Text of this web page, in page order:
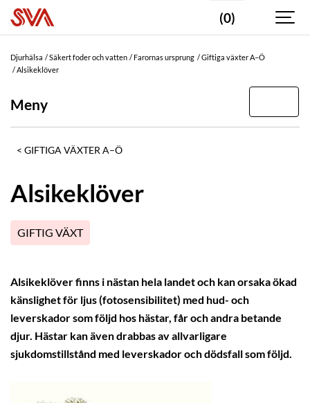
(0)
Djurhälsa Säkert foder och vatten Farornas ursprung
Giftiga växter A–Ö
Alsikeklöver
Meny
GIFTIGA VÄXTER A–Ö
Alsikeklöver
GIFTIG VÄXT
Alsikeklöver finns i nästan hela landet och kan orsaka ökad
känslighet för ljus (fotosensibilitet) med hud- och
leverskador som följd hos hästar, får och andra betande
djur. Hästar kan även drabbas av allvarligare
sjukdomstillstånd med leverskador och dödsfall som följd.